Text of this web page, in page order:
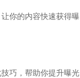
你的内容快速获得曝
巧，帮助你提升曝光